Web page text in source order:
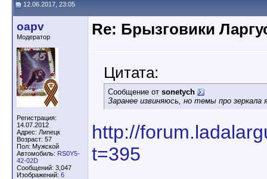
12.06.2017, 23:05
oapv
Модератор
Регистрация:
14.07.2012
Адрес: Липецк
Возраст: 57
Пол: Мужской
Автомобиль: RS0Y5-
42-02D
Сообщений: 3,047
Изображений: 6
Re: Брызговики
Цитата:
Сообщение от sonetych
Заранее извиняюсь, но темы про зеркала
http://
t=395